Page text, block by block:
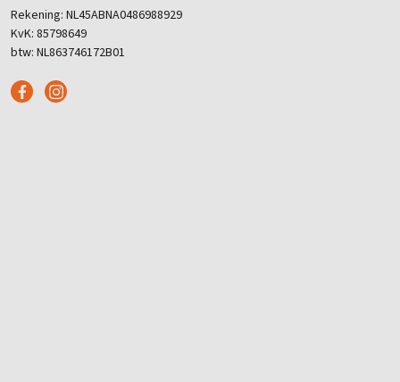
Rekening: NL45ABNA0486988929
KvK: 85798649
btw: NL863746172B01